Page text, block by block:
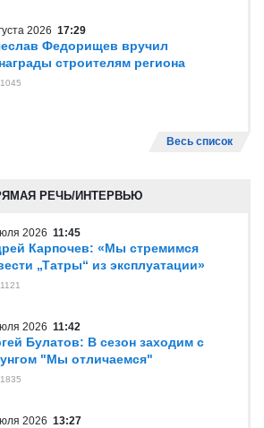
2026 17:29
Федорищев вручил
строителям региона
1045
Весь список
РЕЧЬ/ИНТЕРВЬЮ
2026 11:45
Карпочев: «Мы стремимся
„Татры“ из эксплуатации»
1121
2026 11:42
Булатов: В сезон заходим с
"Мы отличаемся"
1835
2026 13:27